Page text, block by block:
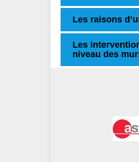
Les raisons
Les
niveau des